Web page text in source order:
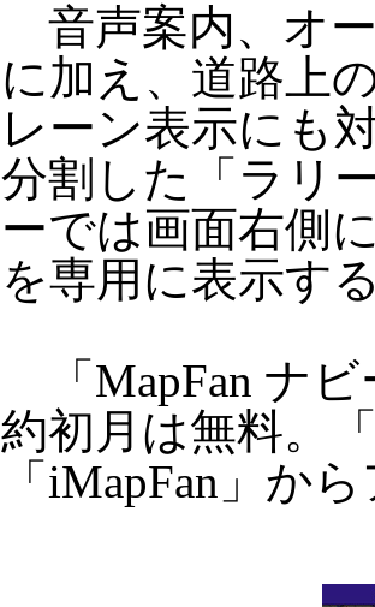
音声案内、オ
に加え、道路上
レーン表示にも
分割した「ラリ
ーでは画面右側
を専用に表示す
「MapFan ナビ
約初月は無料。
「iMapFan」か